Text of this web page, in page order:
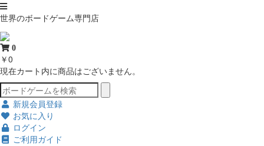
世界のボードゲーム専門店
0
￥0
現在カート内に商品はございません。
新規会員登録
お気に入り
ログイン
ご利用ガイド